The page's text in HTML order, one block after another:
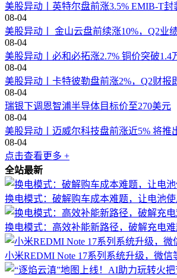
美股异动丨英特尔盘前涨3.5% EMIB-T封
08-04
美股异动丨 金山云盘前续涨10%，Q2业
08-04
美股异动丨必和必拓涨2.7% 铜价突破1.4
08-04
美股异动丨卡特彼勒盘前涨2%，Q2财
08-04
瑞银下调恩智浦半导体目标价至270美元
08-04
美股异动丨迈威尔科技盘前涨近5% 将推
08-04
点击查看更多 +
全站最新
换电模式：破解购车成本难题，让电池
换电模式：高效补能新路径，破解充电
小米REDMI Note 17系列系统升级，微